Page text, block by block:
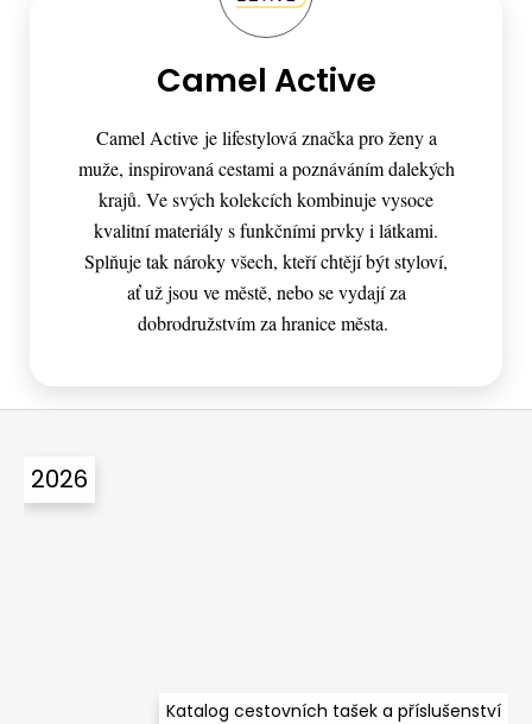
Camel Active
Camel Active je lifestylová značka pro ženy a
muže, inspirovaná cestami a poznáváním dalekých
krajů. Ve svých kolekcích kombinuje vysoce
kvalitní materiály s funkčními prvky i látkami.
Splňuje tak nároky všech, kteří chtějí být styloví,
ať už jsou ve městě, nebo se vydají za
dobrodružstvím za hranice města.
Z
2026
Katalog cestovních tašek a příslušenství